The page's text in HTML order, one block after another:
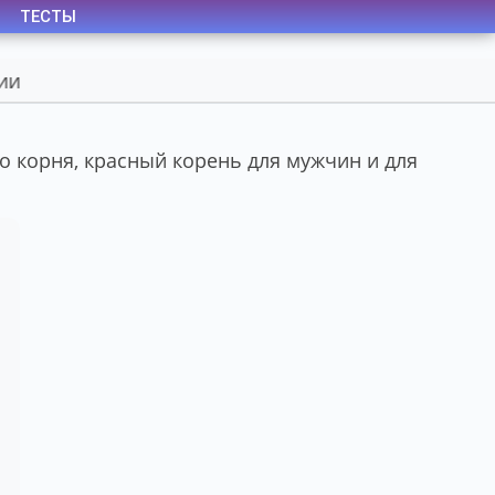
ТЕСТЫ
корня, красный корень для мужчин и для